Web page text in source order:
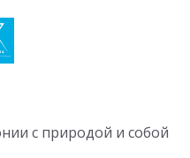
с природой и собой